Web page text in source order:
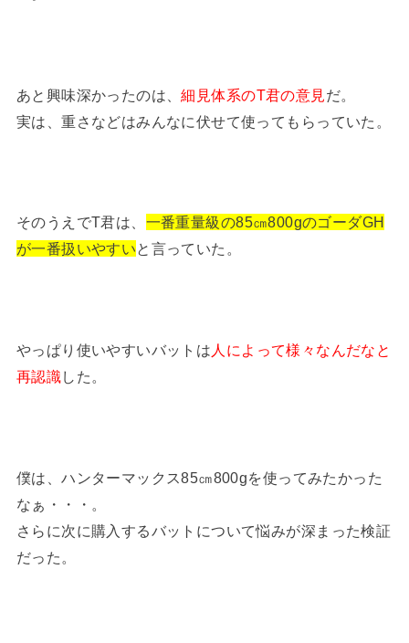
あと興味深かったのは、細見体系のT君の意見 だ。
実は、重さなどはみんなに伏せて使ってもらっていた。
そのうえでT君は、 一番重量級の85㎝800gのゴーダGH
が一番扱いやすいと言っていた。
やっぱり使いやすいバットは 人によって様々なんだなと
再認識した。
僕は、ハンターマックス85㎝800gを使ってみたかった
なぁ・・・。
さらに次に購入するバットについて悩みが深まった検証
だった。